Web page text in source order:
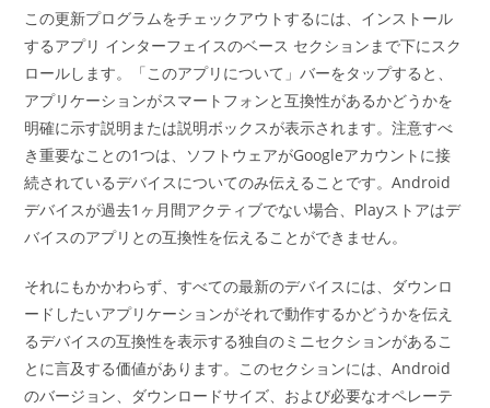
この更新プログラムをチェックアウトするには、インストール
するアプリ インターフェイスのベース セクションまで下にスク
ロールします。「このアプリについて」バーをタップすると、
アプリケーションがスマートフォンと互換性があるかどうかを
明確に示す説明または説明ボックスが表示されます。注意すべ
き重要なことの1つは、ソフトウェアがGoogleアカウントに接
続されているデバイスについてのみ伝えることです。Android
デバイスが過去1ヶ月間アクティブでない場合、Playストアはデ
バイスのアプリとの互換性を伝えることができません。
それにもかかわらず、すべての最新のデバイスには、ダウンロ
ードしたいアプリケーションがそれで動作するかどうかを伝え
るデバイスの互換性を表示する独自のミニセクションがあるこ
とに言及する価値があります。このセクションには、Android
のバージョン、ダウンロードサイズ、および必要なオペレーテ